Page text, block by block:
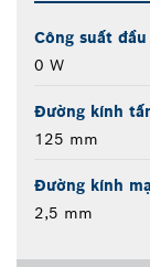
Công suất
0 W
Đường kính
125 mm
Đường kính
2,5 mm